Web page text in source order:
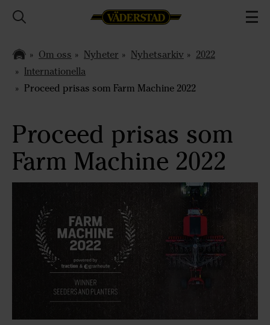
Om oss Nyheter Nyhetsarkiv
2022
Internationella
Proceed prisas som Farm Machine 2022
Proceed prisas som
Farm Machine 2022